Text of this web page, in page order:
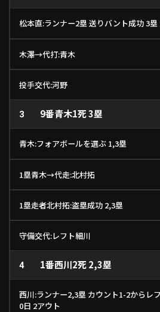
松本直:ランナー2塁 送りバント成功 3塁
木澤→代打:青木
投手交代:河野
3 9番青木1死 3塁
青木:フォアボールを選ぶ 1,3塁
1塁青木→代走:北村拓
1塁走者北村拓:盗塁成功 2,3塁
守備交代:レフト細川
4 1番西川2死 2,3塁
西川:ランナー2,3塁 カウント1-2からレ
0日 2アウト